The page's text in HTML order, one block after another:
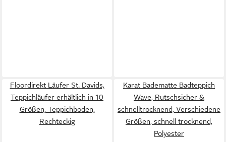
Floordirekt Läufer St. Davids,
Teppichläufer erhältlich in 10
Größen, Teppichboden,
Rechteckig
Karat Badematte Badteppich
Wave, Rutschsicher &
schnelltrocknend, Verschiedene
Größen, schnell trocknend,
Polyester